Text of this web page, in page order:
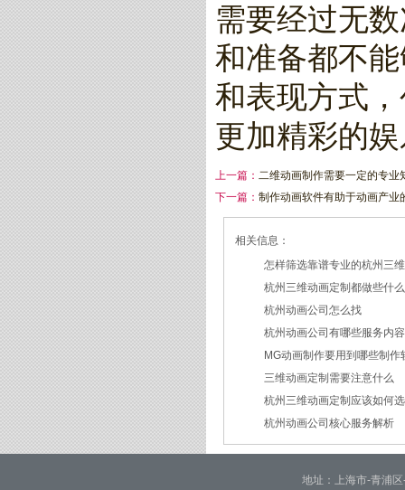
需要经过无
和准备都不
和表现方式
更加精彩的
上一篇： 二维动画制作需要一定的专业
下一篇： 制作动画软件有助于动画产业
相关信息：
怎样筛选靠谱专业的杭州三
2026/07/21
杭州三维动画定制都做些什
2026/03/19
杭州动画公司怎么找
2026/03/12
杭州动画公司有哪些服务内容
2026/03/09
MG动画制作要用到哪些制作
2026/02/24
三维动画定制需要注意什么
2026/02/09
杭州三维动画定制应该如何
2026/01/30
杭州动画公司核心服务解析
2026/01/28
地址：上海市-青浦